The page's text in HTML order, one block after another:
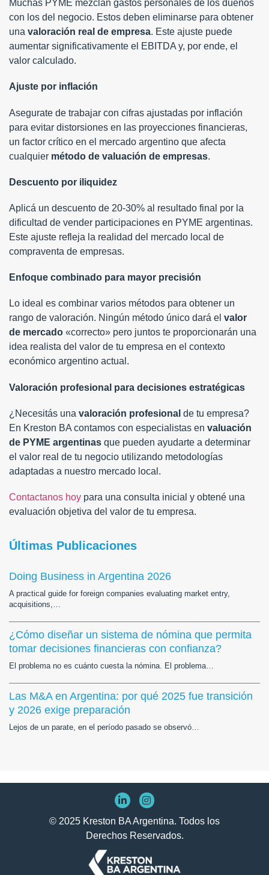
Muchas PYME mezclan gastos personales de los dueños
con los del negocio. Estos deben eliminarse para obtener
una valoración real de empresa. Este ajuste puede
aumentar significativamente el EBITDA y, por ende, el
valor calculado.
Ajuste por inflación
Asegurate de trabajar con cifras ajustadas por inflación
para evitar distorsiones en las proyecciones financieras,
un factor crítico en el mercado argentino que afecta
cualquier método de valuación de empresas.
Descuento por iliquidez
Aplicá un descuento de 20-30% al resultado final por la
dificultad de vender participaciones en PYME argentinas.
Este ajuste refleja la realidad del mercado local de
compraventa de empresas.
Enfoque combinado para mayor precisión
Lo ideal es combinar varios métodos para obtener un
rango de valoración. Ningún método único dará el valor
de mercado «correcto» pero juntos te proporcionarán una
idea realista del valor de tu empresa en el contexto
económico argentino actual.
Valoración profesional para decisiones estratégicas
¿Necesitás una valoración profesional de tu empresa?
En Kreston BA contamos con especialistas en valuación
de PYME argentinas que pueden ayudarte a determinar
el valor real de tu negocio utilizando metodologías
adaptadas a nuestro mercado local.
Contactanos hoy para una consulta inicial y obtené una
evaluación objetiva del valor de tu empresa.
Últimas Publicaciones
Doing Business in Argentina 2026
A practical guide for foreign companies evaluating market entry,
acquisitions,…
¿Cómo diseñar un sistema de nómina que permita
tomar decisiones financieras con confianza?
El problema no es cuánto cuesta la nómina. El problema…
Las M&A en Argentina: por qué 2025 fue transición
y 2026 exige preparación
Lejos de un parate, en el período pasado se observó…
© 2025 Kreston BA Argentina. Todos los
Derechos Reservados.